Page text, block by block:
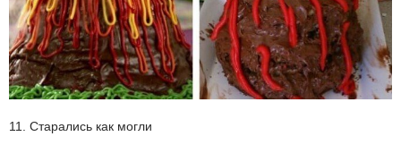
11. Старались как могли